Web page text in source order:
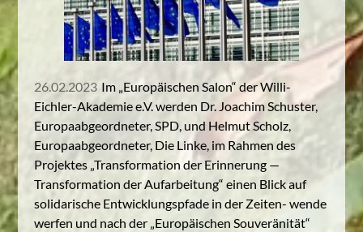
26.02.2023 Im „Europäischen Salon“ der Willi-
Eichler-Akademie e.V. werden Dr. Joachim Schuster,
Europaabgeordneter, SPD, und Helmut Scholz,
Europaabgeordneter, Die Linke, im Rahmen des
Projektes „Transformation der Erinnerung —
Transformation der Aufarbeitung“ einen Blick auf
solidarische Entwicklungspfade in der Zeiten- wende
werfen und nach der „Europäischen Souveränität“